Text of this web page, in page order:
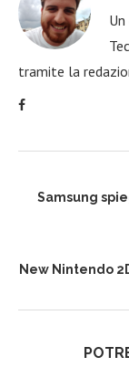
tramite la
Samsung
New Nintendo